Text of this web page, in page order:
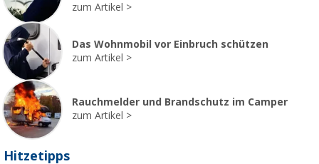
zum Artikel
Das Wohnmobil vor Einbruch schützen
zum Artikel
Rauchmelder und Brandschutz im Camper
zum Artikel
Hitzetipps